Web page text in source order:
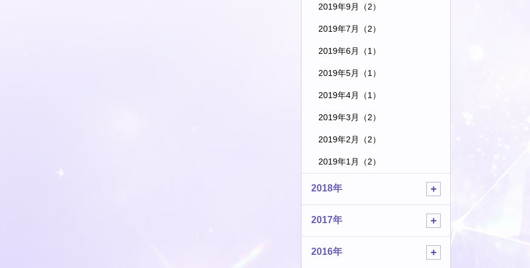
2019年9月（2）
2019年7月（2）
2019年6月（1）
2019年5月（1）
2019年4月（1）
2019年3月（2）
2019年2月（2）
2019年1月（2）
2018年
2017年
2016年